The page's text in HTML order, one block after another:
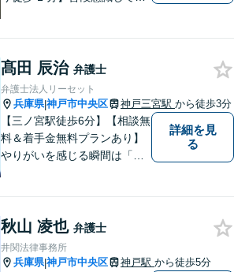
気軽にご相談下さい。
髙田 辰治 弁護士
弁護士法人リーセット
兵庫県|神戸市中央区 神戸三宮駅 から徒歩3分
【三ノ宮駅徒歩6分】【相談無
料＆着手金無料プランあり】
やりがいを感じる瞬間は「依
善の解決へと導きます。不安
な気持ちをお持ちの方は、お
気軽にご相談くださいませ。
詳細を見
る
秋山 凌也 弁護士
井関法律事務所
兵庫県|神戸市中央区 神戸駅 から徒歩5分